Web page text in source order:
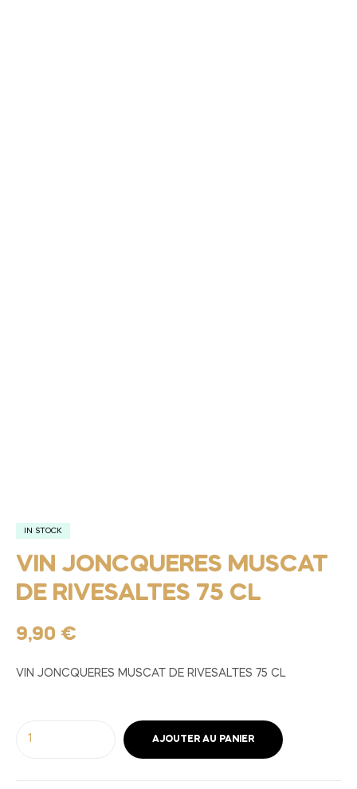
IN STOCK
VIN JONCQUERES MUSCAT
DE RIVESALTES 75 CL
9,90 €
VIN JONCQUERES MUSCAT DE RIVESALTES 75 CL
AJOUTER AU PANIER